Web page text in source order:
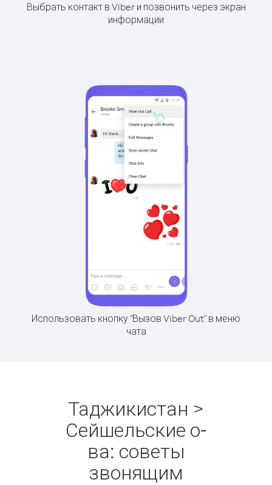
Выбрать контакт в Viber и позвонить через экран
информации
Использовать кнопку "Вызов Viber Out" в меню
чата
Таджикистан >
Сейшельские о-
ва: советы
звонящим